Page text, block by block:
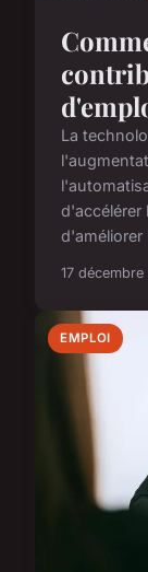
La
d'accélérer
d'améliorer
17
EMPLOI